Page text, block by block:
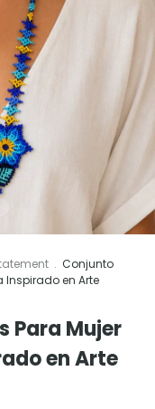
. Conjunto
Inspirado en Arte
Para Mujer
en Arte